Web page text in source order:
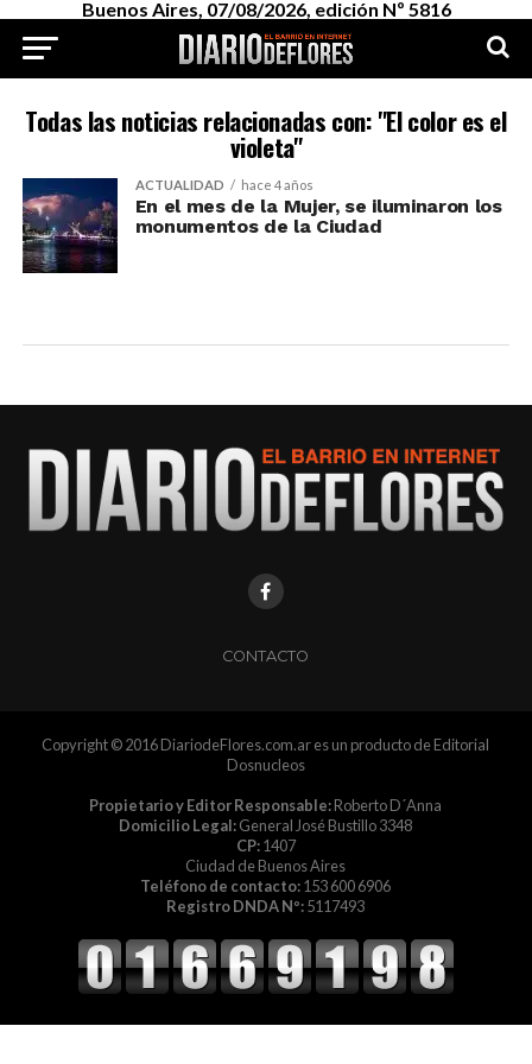
Buenos Aires, 07/08/2026, edición Nº 5816
Todas las noticias relacionadas con: "El color es el
violeta"
ACTUALIDAD hace 4 años
En el mes de la Mujer, se iluminaron los
monumentos de la Ciudad
CONTACTO
Copyright © 2016 DiariodeFlores.com.ar es un producto de Editorial
Dosnucleos
Propietario y Editor Responsable:Roberto D´Anna
Domicilio Legal:General José Bustillo 3348
CP:1407
Ciudad de Buenos Aires
Teléfono de contacto:153 600 6906
Registro DNDA Nº:5117493